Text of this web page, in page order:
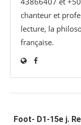
chanteur et
lecture, la
française.
Foot- D1-15e j.